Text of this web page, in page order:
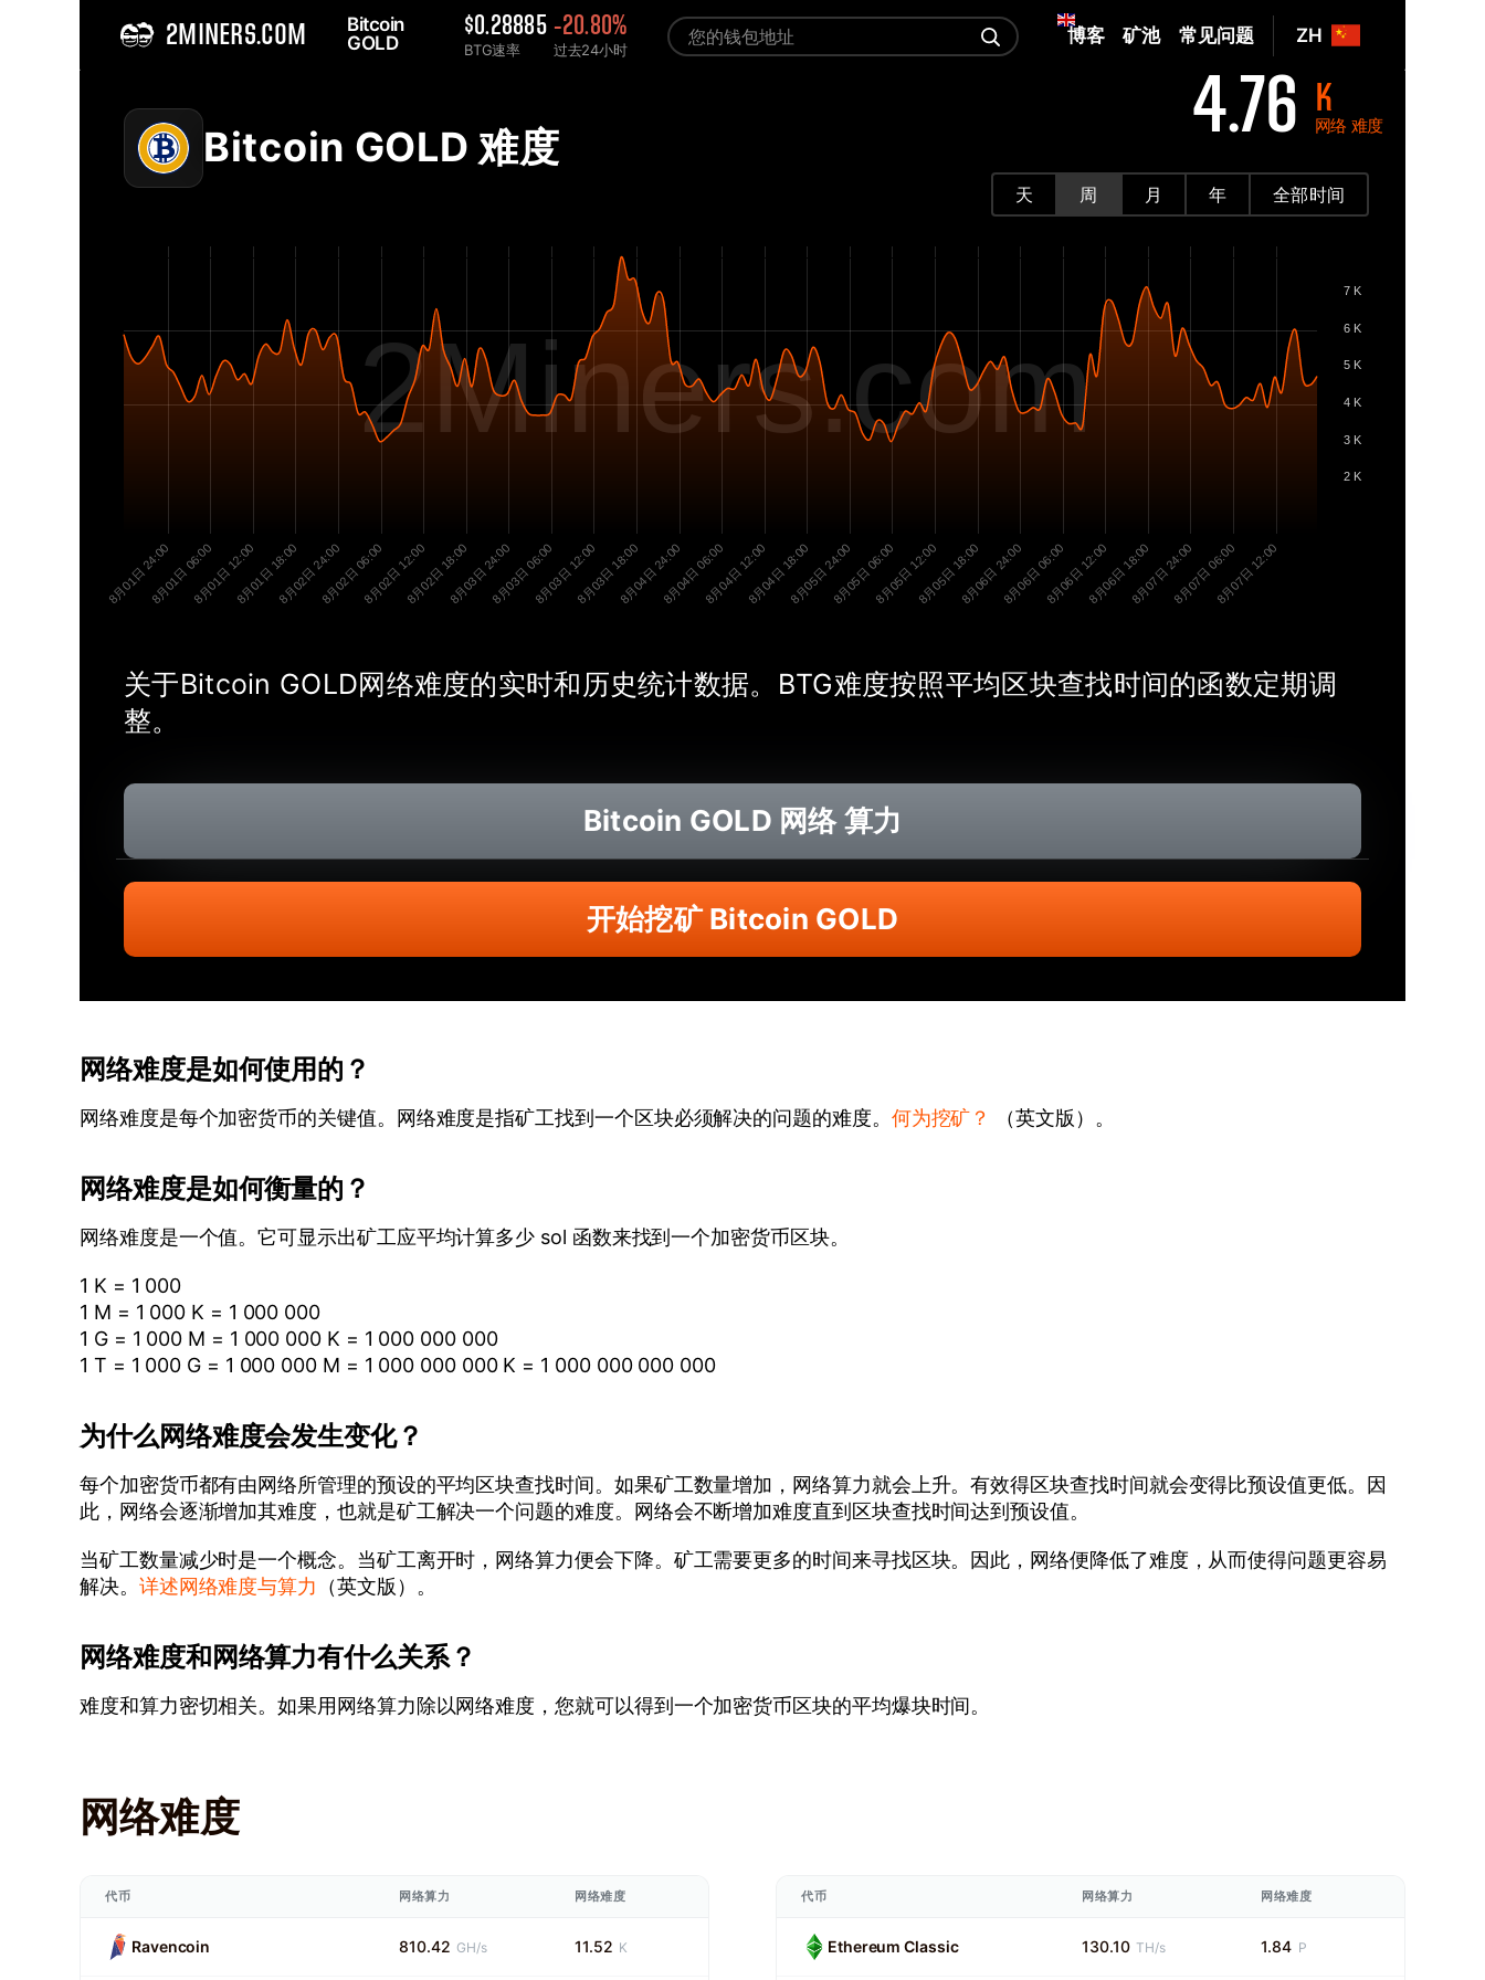
2MINERS.COM
Bitcoin
GOLD
$0.28885
BTG速率
-20.80%
过去24小时
ZH
博客 矿池 常见问题
Bitcoin GOLD 难度 4.76 K
网络 难度
天 周 月 年 全部时间
2Miners.com
8月01日 24:008月01日 06:008月01日 12:008月01日 18:008月02日 24:008月02日 06:008月02日 12:008月02日 18:008月03日 24:008月03日 06:008月03日 12:008月03日 18:008月04日 24:008月04日 06:008月04日 12:008月04日 18:008月05日 24:008月05日 06:008月05日 12:008月05日 18:008月06日 24:008月06日 06:008月06日 12:008月06日 18:008月07日 24:008月07日 06:008月07日 12:00
2 K
3 K
4 K
5 K
6 K
7 K
关于Bitcoin GOLD网络难度的实时和历史统计数据。BTG难度按照平均区块查找时间的函数定期调
整。
Bitcoin GOLD 网络 算力
开始挖矿 Bitcoin GOLD
网络难度是如何使用的？
网络难度是每个加密货币的关键值。网络难度是指矿工找到一个区块必须解决的问题的难度。 何为挖矿？ （英文版）。
网络难度是如何衡量的？
网络难度是一个值。它可显示出矿工应平均计算多少 sol 函数来找到一个加密货币区块。
1 K = 1 000
1 M = 1 000 K = 1 000 000
1 G = 1 000 M = 1 000 000 K = 1 000 000 000
1 T = 1 000 G = 1 000 000 M = 1 000 000 000 K = 1 000 000 000 000
为什么网络难度会发生变化？
每个加密货币都有由网络所管理的预设的平均区块查找时间。如果矿工数量增加，网络算力就会上升。有效得区块查找时间就会变得比预设值更低。因
此，网络会逐渐增加其难度，也就是矿工解决一个问题的难度。网络会不断增加难度直到区块查找时间达到预设值。
当矿工数量减少时是一个概念。当矿工离开时，网络算力便会下降。矿工需要更多的时间来寻找区块。因此，网络便降低了难度，从而使得问题更容易
解决。 详述网络难度与算力 （英文版）。
网络难度和网络算力有什么关系？
难度和算力密切相关。如果用网络算力除以网络难度，您就可以得到一个加密货币区块的平均爆块时间。
网络难度
代币 网络算力 网络难度
Ravencoin 810.42 GH/s 11.52 K
代币 网络算力 网络难度
Ethereum Classic 130.10 TH/s 1.84 P